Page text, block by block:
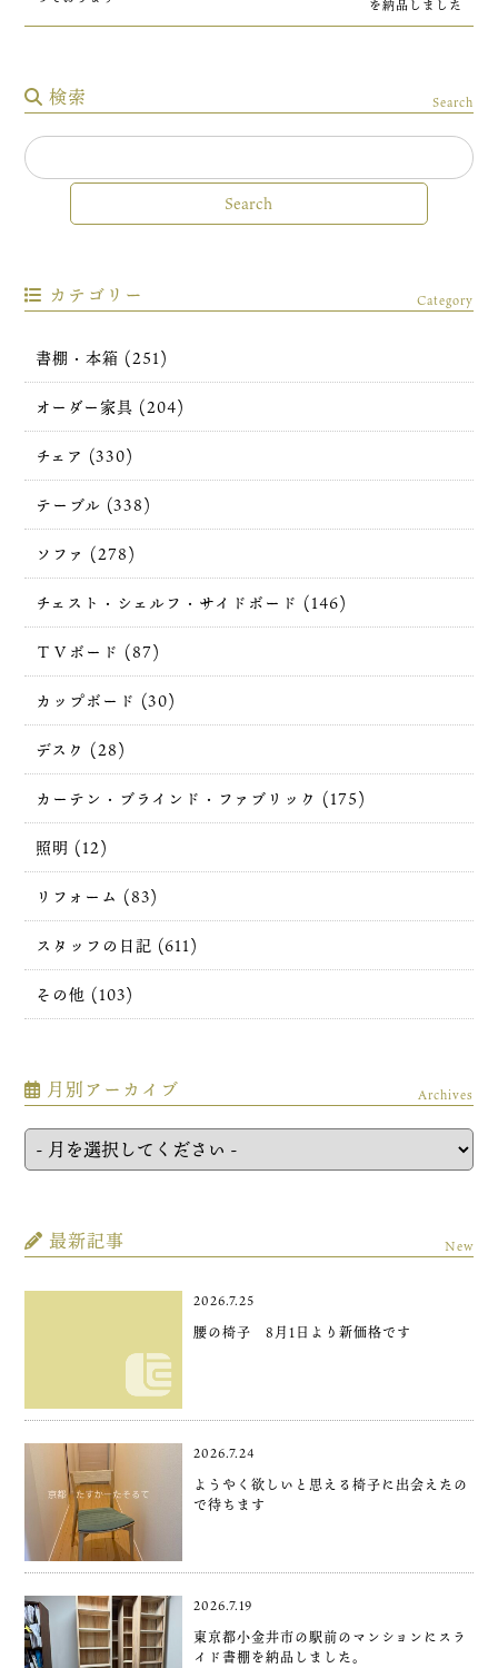
を納品しました
検索 Search
カテゴリー Category
書棚・本箱 (251)
オーダー家具 (204)
チェア (330)
テーブル (338)
ソファ (278)
チェスト・シェルフ・サイドボード (146)
ＴＶボード (87)
カップボード (30)
デスク (28)
カーテン・ブラインド・ファブリック (175)
照明 (12)
リフォーム (83)
スタッフの日記 (611)
その他 (103)
月別アーカイブ Archives
最新記事 New
2026.7.25
腰の椅子 8月1日より新価格です
2026.7.24
ようやく欲しいと思える椅子に出会えたの
で待ちます
2026.7.19
東京都小金井市の駅前のマンションにスラ
イド書棚を納品しました。